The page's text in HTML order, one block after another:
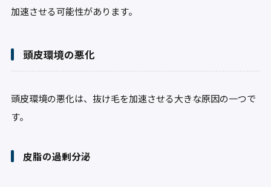
加速させる可能性があります。
頭皮環境の悪化
頭皮環境の悪化は、抜け毛を加速させる大きな原因の一つで
す。
皮脂の過剰分泌